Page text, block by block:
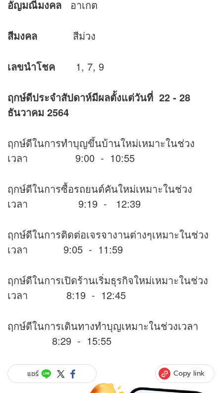
อัญมณีมงคล อาเกต
สีมงคล สีม่วง
เลขนำโชค 1, 7, 9
ฤกษ์ดีประจำสัปดาห์มีผลตั้งแต่วันที่ 22 - 28
ธันวาคม 2564
ฤกษ์ดีในการทำบุญขึ้นบ้านใหม่เหมาะในช่วง
เวลา 9:00 - 10:55
ฤกษ์ดีในการซื้อรถยนต์คันใหม่เหมาะในช่วง
เวลา 9:19 - 12:39
ฤกษ์ดีในการติดต่อเจรจางานต่างๆเหมาะในช่วง
เวลา 9:05 - 11:59
ฤกษ์ดีในการเปิดร้านเริ่มธุรกิจใหม่เหมาะในช่วง
เวลา 8:19 - 12:45
ฤกษ์ดีในการเดินทางทำบุญเหมาะในช่วงเวลา
8:29 - 15:55
แชร์ Copy link